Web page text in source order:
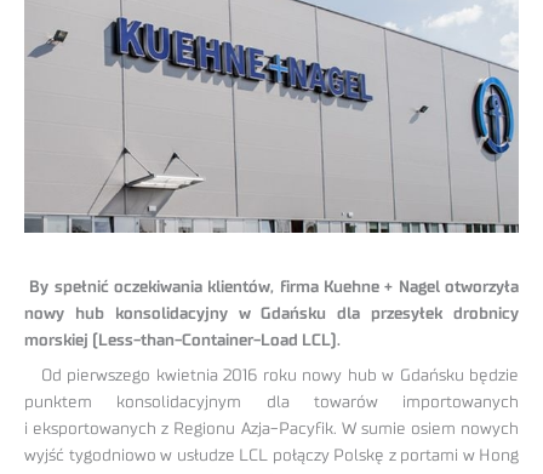
By spełnić oczekiwania klientów, firma Kuehne + Nagel otworzyła
nowy hub konsolidacyjny w Gdańsku dla przesyłek drobnicy
morskiej (Less-than-Container-Load LCL).
Od pierwszego kwietnia 2016 roku nowy hub w Gdańsku będzie
punktem konsolidacyjnym dla towarów importowanych
i eksportowanych z Regionu Azja-Pacyfik. W sumie osiem nowych
wyjść tygodniowo w usłudze LCL połączy Polskę z portami w Hong